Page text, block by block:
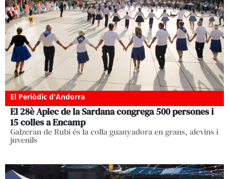
El Periòdic d'Andorra
El 28è Aplec de la Sardana congrega 500 persones i
15 colles a Encamp
Galzeran de Rubi és la colla guanyadora en grans, alevins i
juvenils